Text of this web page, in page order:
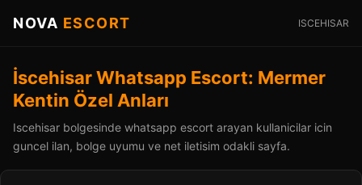
NOVA ESCORT ISCEHISAR
İscehisar Whatsapp Escort: Mermer
Kentin Özel Anları
Iscehisar bolgesinde whatsapp escort arayan kullanicilar icin
guncel ilan, bolge uyumu ve net iletisim odakli sayfa.